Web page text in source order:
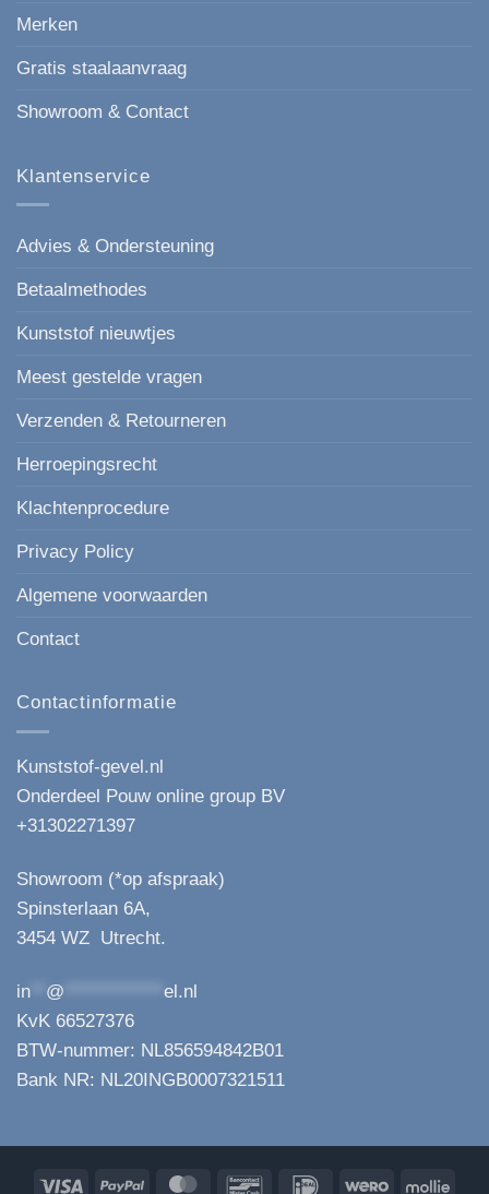
Merken
Gratis staalaanvraag
Showroom & Contact
Klantenservice
Advies & Ondersteuning
Betaalmethodes
Kunststof nieuwtjes
Meest gestelde vragen
Verzenden & Retourneren
Herroepingsrecht
Klachtenprocedure
Privacy Policy
Algemene voorwaarden
Contact
Contactinformatie
Kunststof-gevel.nl
Onderdeel Pouw online group BV
+31302271397
Showroom (*op afspraak)
Spinsterlaan 6A,
3454 WZ Utrecht.
in @
el.nl
KvK 66527376
BTW-nummer: NL856594842B01
Bank NR: NL20INGB0007321511
Visa PayPal MasterCardBancontactIDeal Wero Mollie